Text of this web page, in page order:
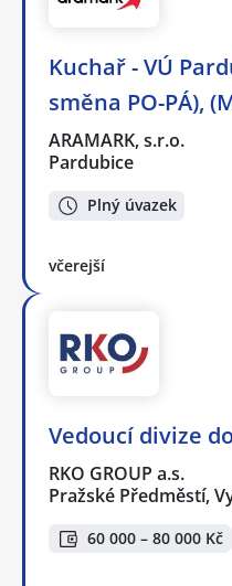
Kuchař - VÚ
směna PO-PÁ),
ARAMARK, s.r.o.
Pardubice
Plný úvazek
včerejší
Vedoucí divize
RKO GROUP a.s.
Pražské Předměstí,
60 000 – 80 000 Kč